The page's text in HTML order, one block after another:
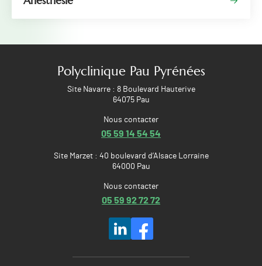
Polyclinique Pau Pyrénées
Site Navarre : 8 Boulevard Hauterive
64075 Pau
Nous contacter
05 59 14 54 54
Site Marzet : 40 boulevard d’Alsace Lorraine
64000 Pau
Nous contacter
05 59 92 72 72